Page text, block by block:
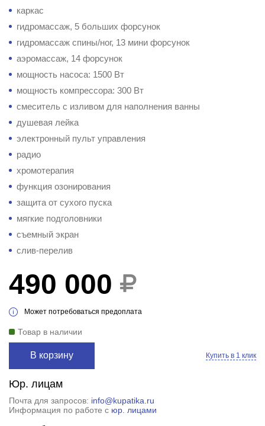
каркас
гидромассаж, 5 больших форсунок
гидромассаж спины/ног, 13 мини форсунок
аэромассаж, 14 форсунок
мощность насоса: 1500 Вт
мощность компрессора: 300 Вт
смеситель с изливом для наполнения ванны
душевая лейка
электронный пульт управления
радио
хромотерапия
функция озонирования
защита от сухого пуска
мягкие подголовники
съемный экран
слив-перелив
490 000
Может потребоваться предоплата
Товар в наличии
В корзину Купить в 1 клик
Юр. лицам
Почта для запросов: info@kupatika.ru
Информация по работе с юр. лицами